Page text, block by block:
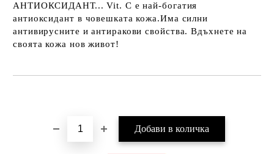
АНТИОКСИДАНТ... Vit. C е най-богатия
антиоксидант в човешката кожа.Има силни
антивирусните и антиракови свойства. Вдъхнете на
своята кожа нов живот!